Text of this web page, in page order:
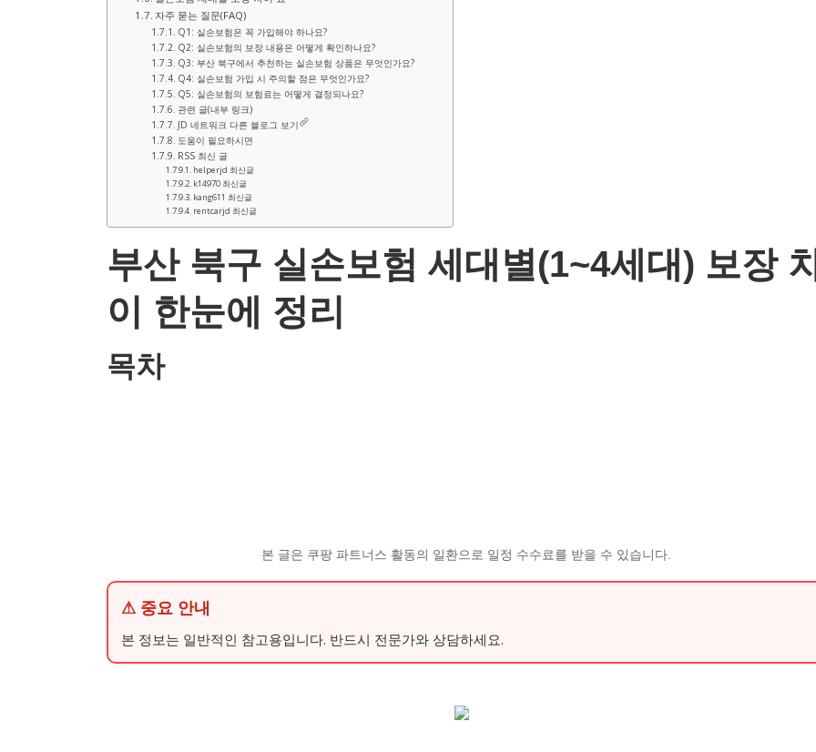
자주 묻는 질문(FAQ)
Q1: 실손보험은 꼭 가입해야 하나요?
Q2: 실손보험의 보장 내용은 어떻게 확인하나요?
Q3: 부산 북구에서 추천하는 실손보험 상품은 무엇인가요?
Q4: 실손보험 가입 시 주의할 점은 무엇인가요?
Q5: 실손보험의 보험료는 어떻게 결정되나요?
관련 글(내부 링크)
JD 네트워크 다른 블로그 보기
도움이 필요하시면
RSS 최신 글
helperjd 최신글
k14970 최신글
kang611 최신글
rentcarjd 최신글
부산 북구 실손보험 세대별(1~4세대) 보장
이 한눈에 정리
목차
본 글은 쿠팡 파트너스 활동의 일환으로 일정 수수료를 받을 수 있습니다.
⚠ 중요 안내
본 정보는 일반적인 참고용입니다. 반드시 전문가와 상담하세요.